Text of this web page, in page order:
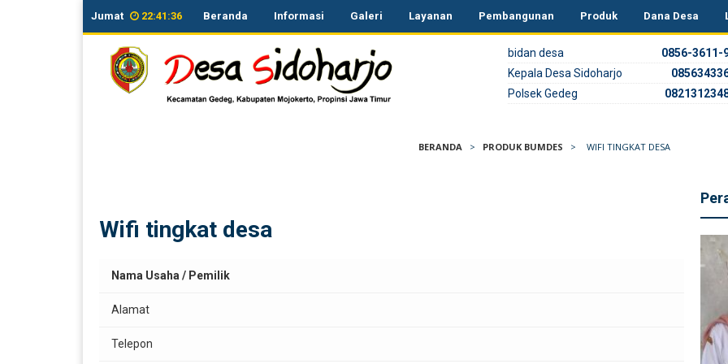
Jumat 22:41 :36 Beranda Informasi Galeri Layanan Pembangunan Produk Dana Desa
0856-3611-983
Kepala Desa Sidoharjo
08563433611
082131234886
KORAMIL Gedeg bidan desa
0856-3611-
Kepala Desa Sidoharjo
Polsek Gedeg
BERANDA > PRODUK BUMDES > WIFI TINGKAT DESA
Wifi tingkat desa
Nama Usaha / Pemilik
Alamat
Telepon